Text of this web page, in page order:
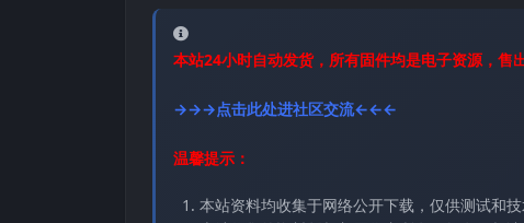
本站24小时自动发货，所有固件均是电子资源，售
→→→点击此处进社区交流←←←
温馨提示：
本站资料均收集于网络公开下载，仅供测试和